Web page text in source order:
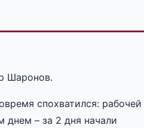
Шаронов.
спохватился: рабочей
– за 2 дня начали